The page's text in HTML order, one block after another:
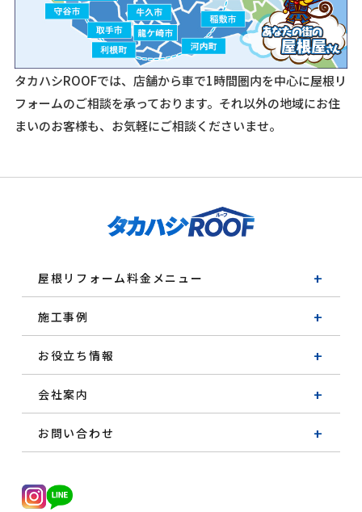
タカハシROOFでは、店舗から車で1時間圏内を中心に屋根リ
フォームのご相談を承っております。 それ以外の地域にお住
まいのお客様も、お気軽にご相談くださいませ。
屋根リフォーム料金メニュー
施工事例
お役立ち情報
会社案内
お問い合わせ